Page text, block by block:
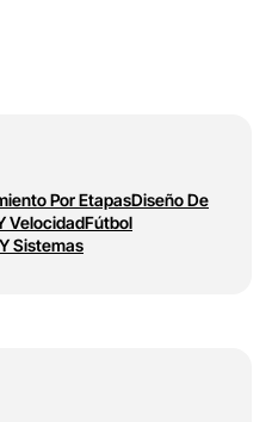
Por EtapasDiseño De
VelocidadFútbol
Sistemas